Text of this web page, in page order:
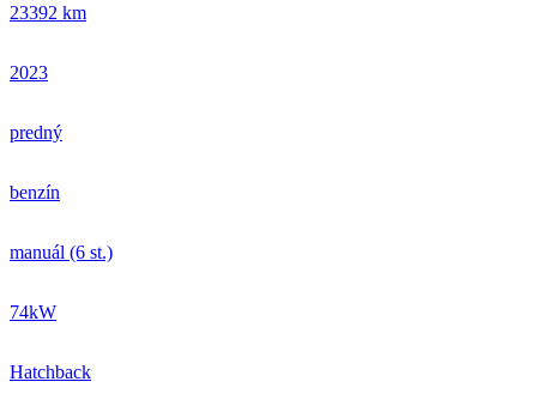
23392 km
2023
predný
benzín
manuál (6 st.)
74kW
Hatchback